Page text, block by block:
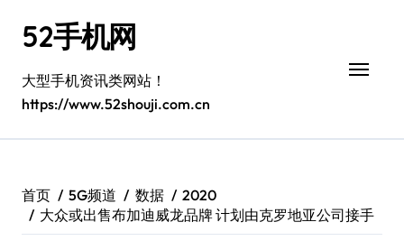
52手机网
大型手机资讯类网站！
https://www.52shouji.com.cn
首页 5G频道 数据
2020
大众或出售布加迪威龙品牌 计划由克罗地亚公司接手